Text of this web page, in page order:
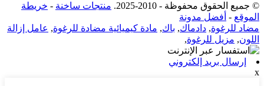
© جميع الحقوق محفوظة - 2010-2025. منتجات ساخنة - خريطة
الموقع - أفضل مدونة
مضاد للرغوة, دادماك, باك, مادة كيميائية مضادة للرغوة, عامل إزالة
اللون, مزيل للرغوة,
إرسال بريد إلكتروني
x